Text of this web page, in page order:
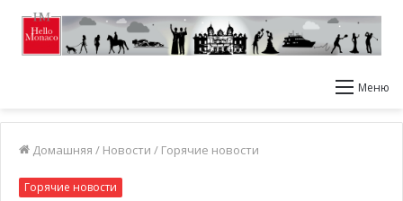
Меню
Домашняя / Новости / Горячие новости
Горячие новости